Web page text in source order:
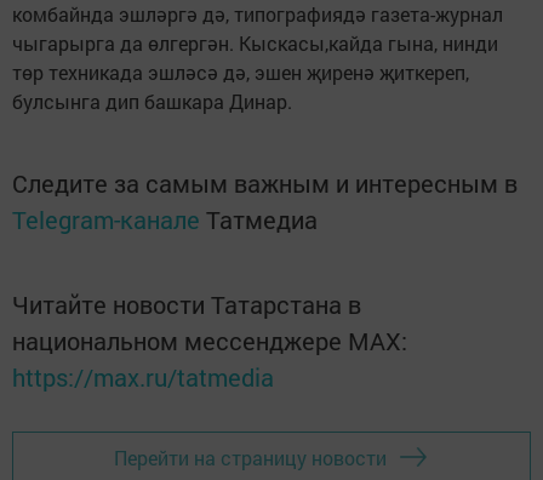
комбайнда эшләргә дә, типографиядә газета-журнал
чыгарырга да өлгергән. Кыскасы,кайда гына, нинди
төр техникада эшләсә дә, эшен җиренә җиткереп,
булсынга дип башкара Динар.
Следите за самым важным и интересным в
Telegram-канале Татмедиа
Читайте новости Татарстана в
национальном мессенджере MАХ:
https://max.ru/tatmedia
Перейти на страницу новости